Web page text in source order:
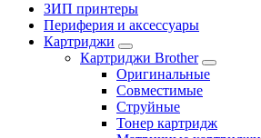
ЗИП принтеры
Периферия и аксессуары
Картриджи
Картриджи Brother
Оригинальные
Совместимые
Струйные
Тонер картридж